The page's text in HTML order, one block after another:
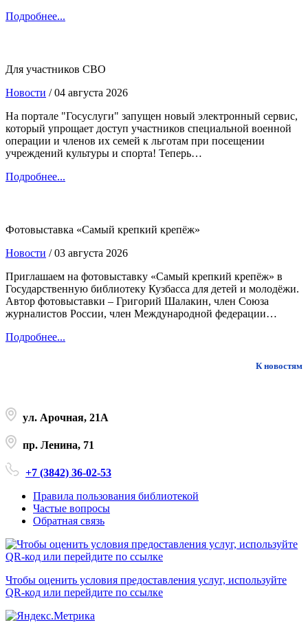
Подробнее...
Для участников СВО
Новости / 04 августа 2026
На портале "Госуслуги" запущен новый электронный сервис,
который упрощает доступ участников специальной военной
операции и членов их семей к льготам при посещении
учреждений культуры и спорта! Теперь…
Подробнее...
Фотовыставка «Самый крепкий крепёж»
Новости / 03 августа 2026
Приглашаем на фотовыставку «Самый крепкий крепёж» в
Государственную библиотеку Кузбасса для детей и молодёжи.
Автор фотовыставки – Григорий Шалакин, член Союза
журналистов России, член Международной федерации…
Подробнее...
К новостям
ул. Арочная, 21А
пр. Ленина, 71
+7 (3842) 36-02-53
Правила пользования библиотекой
Частые вопросы
Обратная связь
Чтобы оценить условия предоставления услуг, используйте
QR-код или перейдите по ссылке